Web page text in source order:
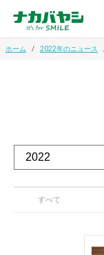
ホーム 2022年のニュース
すべて